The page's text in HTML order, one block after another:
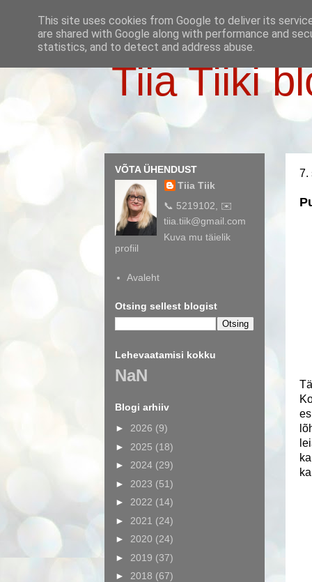
Tiia Tiiki
7.
VÕTA ÜHENDUST
Tiia Tiik
📞 5219102, ✉️
tiia.tiik@gmail.com
Kuva mu täielik
profiil
Avaleht
Otsing sellest blogist
Lehevaatamisi kokku
NaN
Blogi arhiiv
► 2026 (9)
► 2025 (18)
► 2024 (29)
► 2023 (51)
► 2022 (14)
► 2021 (24)
► 2020 (24)
► 2019 (37)
► 2018 (67)
This site uses cookies from Google to deliver its
are shared with Google along with performance and
statistics, and to detect and address abuse.